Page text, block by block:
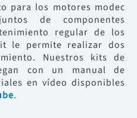
para los motores modec
de componentes
regular de los
le permite realizar dos
Nuestros kits de
con un manual de
en vídeo disponibles
.